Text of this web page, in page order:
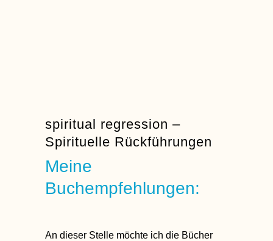
spiritual regression –
Spirituelle Rückführungen
Meine
Buchempfehlungen:
An dieser Stelle möchte ich die Bücher